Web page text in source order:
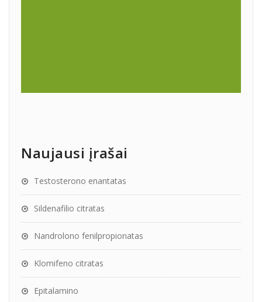
Naujausi įrašai
Testosterono enantatas
Sildenafilio citratas
Nandrolono fenilpropionatas
Klomifeno citratas
Epitalamino